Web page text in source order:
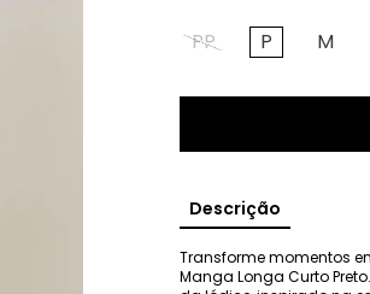
PP P M
Descrição
Transforme momentos
Manga Longa Curto